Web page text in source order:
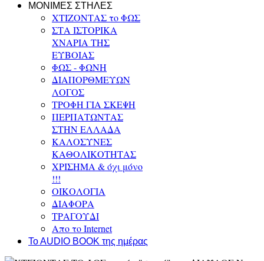
ΜΟΝΙΜΕΣ ΣΤΗΛΕΣ
ΧΤΙΖΟΝΤΑΣ το ΦΩΣ
ΣΤΑ ΙΣΤΟΡΙΚΑ
ΧΝΑΡΙΑ ΤΗΣ
ΕΥΒΟΙΑΣ
ΦΩΣ - ΦΩΝΗ
ΔΙΑΠΟΡΘΜΕΥΩΝ
ΛΟΓΟΣ
ΤΡΟΦΗ ΓΙΑ ΣΚΕΨΗ
ΠΕΡΠΑΤΩΝΤΑΣ
ΣΤΗΝ ΕΛΛΑΔΑ
ΚΑΛΟΣΥΝΕΣ
ΚΑΘΟΛΙΚΟΤΗΤΑΣ
ΧΡΙΣΗΜΑ & όχι μόνο
!!!
ΟΙΚΟΛΟΓΙΑ
ΔΙΑΦΟΡΑ
ΤΡΑΓΟΥΔΙ
Απο το Internet
To AUDIO BOOK της ημέρας